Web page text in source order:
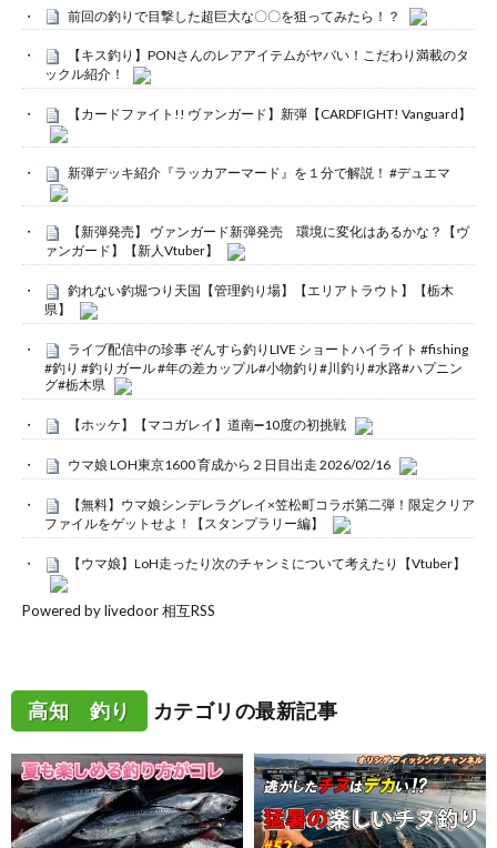
前回の釣りで目撃した超巨大な〇〇を狙ってみたら！？
【キス釣り】PONさんのレアアイテムがヤバい！こだわり満載のタ
ックル紹介！
【カードファイト!! ヴァンガード】新弾【CARDFIGHT! Vanguard】
新弾デッキ紹介『ラッカアーマード』を１分で解説！ #デュエマ
【新弾発売】 ヴァンガード新弾発売 環境に変化はあるかな？【ヴ
ァンガード】【新人Vtuber】
釣れない釣堀つり天国【管理釣り場】【エリアトラウト】【栃木
県】
ライブ配信中の珍事 ぞんすら釣りLIVE ショートハイライト #fishing
#釣り #釣りガール #年の差カップル#小物釣り#川釣り#水路#ハプニン
グ#栃木県
【ホッケ】【マコガレイ】道南➖10度の初挑戦
ウマ娘 LOH東京1600 育成から２日目出走 2026/02/16
【無料】ウマ娘シンデレラグレイ×笠松町コラボ第二弾！限定クリア
ファイルをゲットせよ！【スタンプラリー編】
【ウマ娘】LoH走ったり次のチャンミについて考えたり【Vtuber】
Powered by livedoor 相互RSS
高知 釣り カテゴリの最新記事